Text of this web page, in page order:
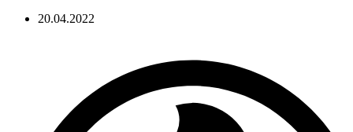
20.04.2022